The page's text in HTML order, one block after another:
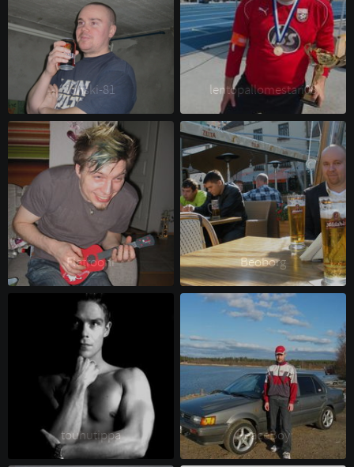
junski-81 lentopallomestari08
Flatrooni Beoborg
touhutippa PeaceBoy